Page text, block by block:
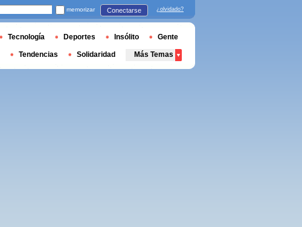
memorizar Conectarse ¿olvidado?
Tecnología Deportes Insólito Gente
Tendencias Solidaridad Más Temas